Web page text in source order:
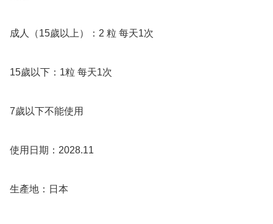
成人（15歲以上）：2 粒 每天1次
15歲以下：1粒 每天1次
7歲以下不能使用
使用日期：2028.11
生產地：日本